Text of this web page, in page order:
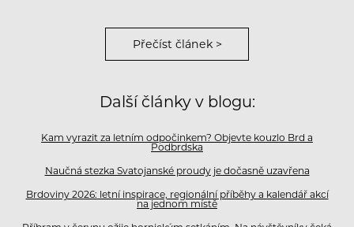
Přečíst článek >
Další články v blogu:
Kam vyrazit za letním odpočinkem? Objevte kouzlo Brd a
Podbrdska
Naučná stezka Svatojanské proudy je dočasně uzavřena
Brdoviny 2026: letní inspirace, regionální příběhy a kalendář akcí
na jednom místě